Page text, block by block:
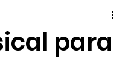
para